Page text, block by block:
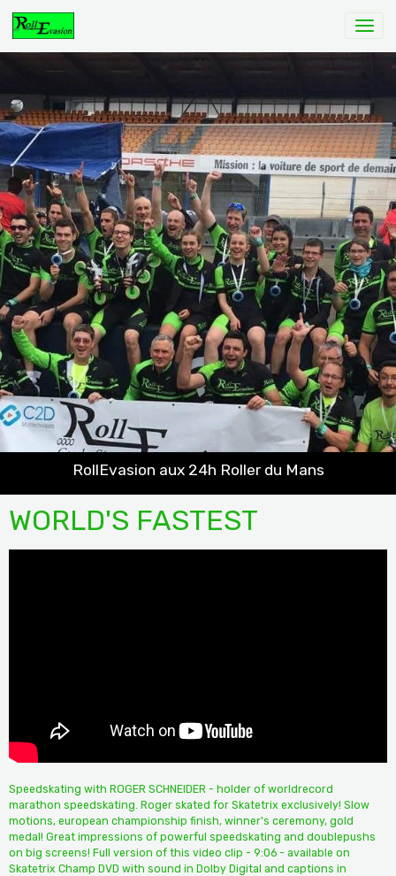
RollEvasion aux 24h Roller du Mans
WORLD'S FASTEST
Speedskating with ROGER SCHNEIDER - holder of worldrecord
marathon speedskating. Roger skated for Skatetrix exclusively! Slow
motions, european championship finish, winner's ceremony, gold
medal! Great impressions of powerful speedskating and doublepushs
on big screens! Full version of this video clip - 9:06 - available on
Skatetrix Champ DVD with sound in Dolby Digital and captions in